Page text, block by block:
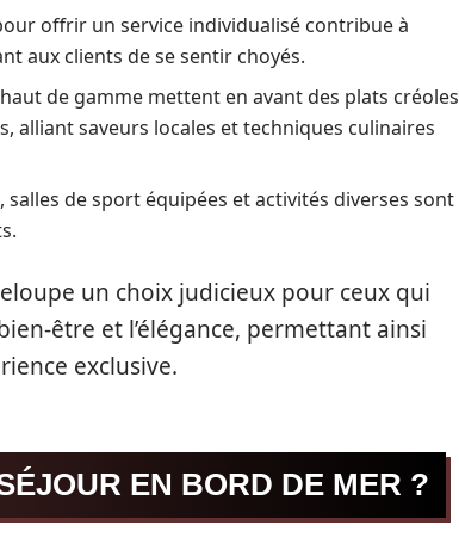
offrir un service individualisé contribue à
aux clients de se sentir choyés.
de gamme mettent en avant des plats créoles
alliant saveurs locales et techniques culinaires
salles de sport équipées et activités diverses sont
un choix judicieux pour ceux qui
être et l’élégance, permettant ainsi
exclusive.
EN BORD DE MER ?